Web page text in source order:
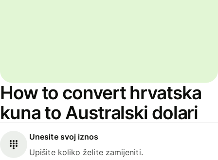
How to convert hrvatska
kuna to Australski dolari
Unesite svoj iznos
Upišite koliko želite zamijeniti.